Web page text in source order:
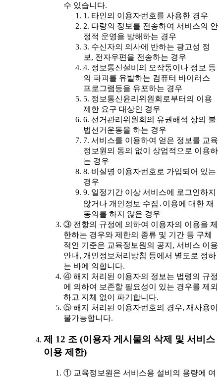
수 있습니다.
1. 타인의 이용자번호를 사용한 경우
2. 다량의 정보를 전송하여 서비스의 안
정적 운영을 방해하는 경우
3. 수신자의 의사에 반하는 광고성 정
보, 전자우편을 전송하는 경우
4. 정보통신설비의 오작동이나 정보 등
의 파괴를 유발하는 컴퓨터 바이러스
프로그램등을 유포하는 경우
5. 정보통신윤리위원회로부터의 이용
제한 요구 대상인 경우
6. 선거관리위원회의 유권해석 상의 불
법선거운동을 하는 경우
7. 서비스를 이용하여 얻은 정보를 교육
정보원의 동의 없이 상업적으로 이용하
는 경우
8. 비실명 이용자번호로 가입되어 있는
경우
9. 일정기간 이상 서비스에 로그인하지
않거나 개인정보 수집․이용에 대한 재
동의를 하지 않은 경우
③ 전항의 규정에 의하여 이용자의 이용을 제
한하는 경우와 제한의 종류 및 기간 등 구체
적인 기준은 교육정보원의 공지, 서비스 이용
안내, 개인정보처리방침 등에서 별도로 정하
는 바에 의합니다.
④ 해지 처리된 이용자의 정보는 법령의 규정
에 의하여 보존할 필요성이 있는 경우를 제외
하고 지체 없이 파기합니다.
⑤ 해지 처리된 이용자번호의 경우, 재사용이
불가능합니다.
제 12 조 (이용자 게시물의 삭제 및 서비스
이용 제한)
① 교육정보원은 서비스용 설비의 용량에 여